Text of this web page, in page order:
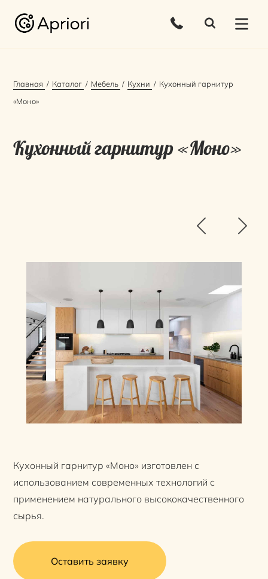
Главная Каталог Мебель Кухни
Кухонный гарнитур
«Моно»
Кухонный гарнитур «Моно»
Кухонный гарнитур «Моно» изготовлен с
использованием современных технологий с
применением натурального высококачественного
сырья.
Оставить заявку